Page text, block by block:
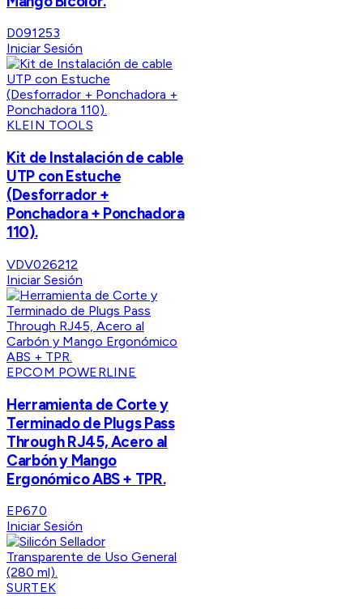
D091253
Iniciar Sesión
KLEIN TOOLS
Kit de Instalación de cable
UTP con Estuche
(Desforrador +
Ponchadora + Ponchadora
110).
VDV026212
Iniciar Sesión
EPCOM POWERLINE
Herramienta de Corte y
Terminado de Plugs Pass
Through RJ45, Acero al
Carbón y Mango
Ergonómico ABS + TPR.
EP670
Iniciar Sesión
SURTEK